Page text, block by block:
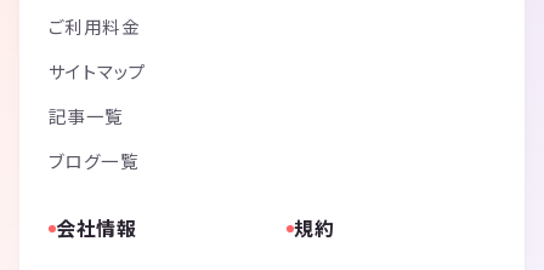
ご利用料金
サイトマップ
記事一覧
ブログ一覧
会社情報 規約